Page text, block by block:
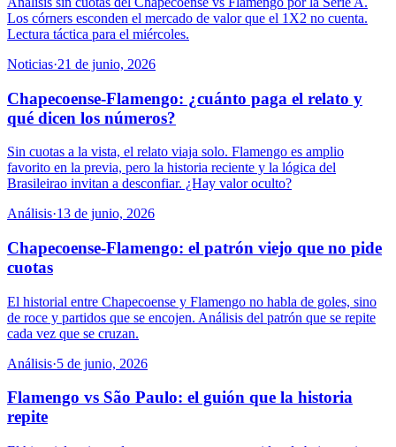
Los córners esconden el mercado de valor que el 1X2 no cuenta.
Lectura táctica para el miércoles.
Noticias·21 de junio, 2026
Chapecoense-Flamengo: ¿cuánto paga el relato y
qué dicen los números?
Sin cuotas a la vista, el relato viaja solo. Flamengo es amplio
favorito en la previa, pero la historia reciente y la lógica del
Brasileirao invitan a desconfiar. ¿Hay valor oculto?
Análisis·13 de junio, 2026
Chapecoense-Flamengo: el patrón viejo que no pide
cuotas
El historial entre Chapecoense y Flamengo no habla de goles, sino
de roce y partidos que se encojen. Análisis del patrón que se repite
cada vez que se cruzan.
Análisis·5 de junio, 2026
Flamengo vs São Paulo: el guión que la historia
repite